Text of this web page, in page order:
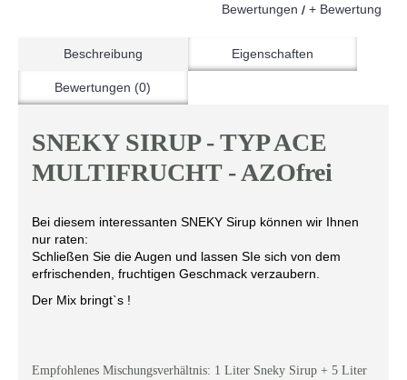
Bewertungen / + Bewertung
Beschreibung Eigenschaften
Bewertungen (0)
SNEKY SIRUP - TYP ACE
MULTIFRUCHT - AZOfrei
Bei diesem interessanten SNEKY Sirup können wir Ihnen
nur raten:
Schließen Sie die Augen und lassen SIe sich von dem
erfrischenden, fruchtigen Geschmack verzaubern.
Der Mix bringt`s !
Empfohlenes Mischungsverhältnis: 1 Liter Sneky Sirup + 5 Liter